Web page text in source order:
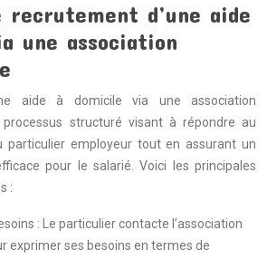
recrutement d’une aide
une association
aide à domicile via une association
structuré visant à répondre au
particulier employeur tout en assurant un
pour le salarié. Voici les principales
:
: Le particulier contacte l’association
exprimer ses besoins en termes de